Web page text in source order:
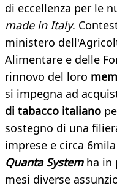
di eccellenza per le
made in Italy.
ministero
Alimentare e delle
rinnovo del loro
si impegna ad
di tabacco italiano
sostegno di una
imprese e circa
Quanta System ha in
mesi diverse